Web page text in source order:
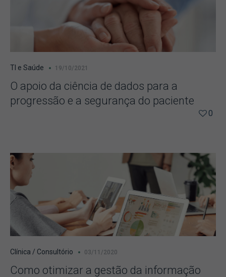
TI e Saúde 19/10/2021
O apoio da ciência de dados para a
progressão e a segurança do paciente
0
Clínica / Consultório 03/11/2020
Como otimizar a gestão da informação